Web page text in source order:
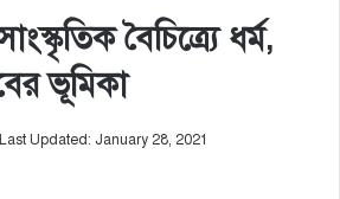
বৈচিত্র্যে ধর্ম,
ভূমিকা
Last Updated: January 28, 2021